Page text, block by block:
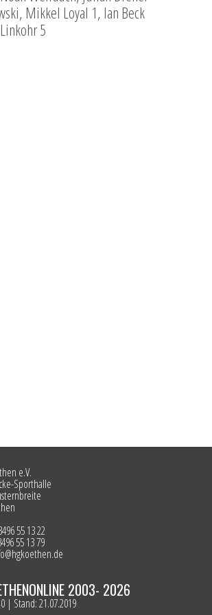
Mikkel Loyal 1, Ian Beck
5
e.V.
Sporthalle
55 13 22
55 13 79
2003- 2026
| Stand: 21.07.2019